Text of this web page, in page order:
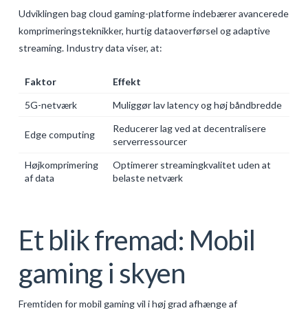
Udviklingen bag cloud gaming-platforme indebærer avancerede
komprimeringsteknikker, hurtig dataoverførsel og adaptive
streaming. Industry data viser, at:
Faktor
Effekt
5G-netværk
Muliggør lav latency og høj båndbredde
Edge computing
Reducerer lag ved at decentralisere
serverressourcer
Højkomprimering
af data
Optimerer streamingkvalitet uden at
belaste netværk
Et blik fremad: Mobil
gaming i skyen
Fremtiden for mobil gaming vil i høj grad afhænge af